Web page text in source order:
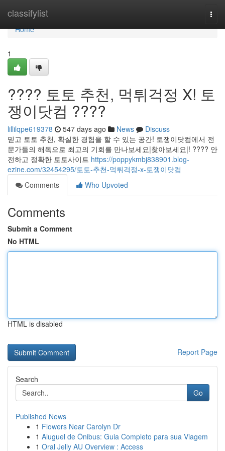
classifylist
Home
Home
1
???? 토토 추천, 먹튀걱정 X! 토
쟁이닷컴 ????
lillilqpe619378 547 days ago News
Discuss
믿고 토토 추천, 확실한 경험을 할 수 있는 공간! 토쟁이닷컴에서 전
문가들의 해독으로 최고의 기회를 만나보세요|찾아보세요|! ???? 안
전하고 정확한 토토사이트 https://poppykmbj838901.blog-
ezine.com/32454295/토토-추천-먹튀걱정-x-토쟁이닷컴
Comments
Who Upvoted
Comments
Submit a Comment
No HTML
HTML is disabled
Report Page
Search
Go
Published News
1 Flowers Near Carolyn Dr
1 Aluguel de Ônibus: Guia Completo para sua Viagem
1 Oral Jelly AU Overview : Access